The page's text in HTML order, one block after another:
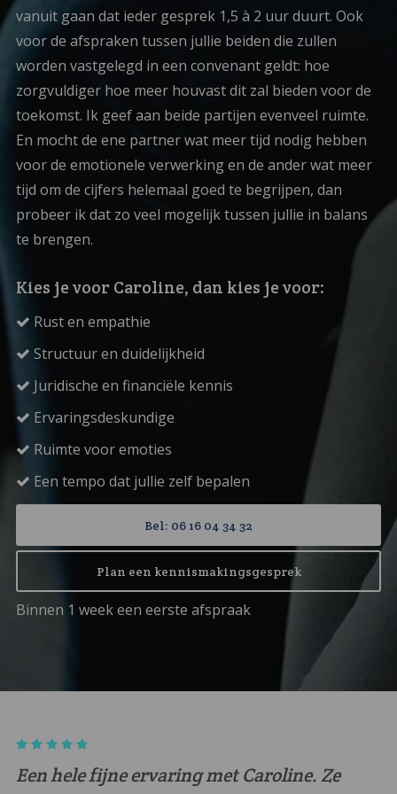
vanuit gaan dat ieder gesprek 1,5 à 2 uur duurt. Ook
voor de afspraken tussen jullie beiden die zullen
worden vastgelegd in een convenant geldt: hoe
zorgvuldiger hoe meer houvast dit zal bieden voor de
toekomst. Ik geef aan beide partijen evenveel ruimte.
En mocht de ene partner wat meer tijd nodig hebben
voor de emotionele verwerking en de ander wat meer
tijd om de cijfers helemaal goed te begrijpen, dan
probeer ik dat zo veel mogelijk tussen jullie in balans
te brengen.
Kies je voor Caroline, dan kies je voor:
Rust en empathie
Structuur en duidelijkheid
Juridische en financiële kennis
Ervaringsdeskundige
Ruimte voor emoties
Een tempo dat jullie zelf bepalen
Bel: 06 16 04 34 32
Plan een kennismakingsgesprek
Binnen 1 week een eerste afspraak
echt met je mee en weet
Een hele